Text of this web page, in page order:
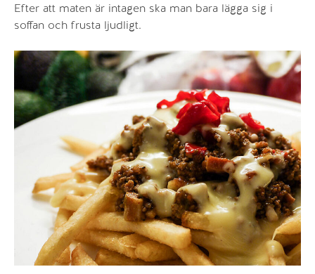
Efter att maten är intagen ska man bara lägga sig i
soffan och frusta ljudligt.